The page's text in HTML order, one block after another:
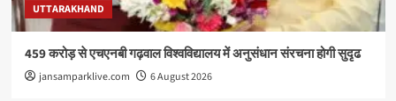
UTTARAKHAND
459 करोड़ से एचएनबी गढ़वाल विश्वविद्यालय में अनुसंधान संरचना होगी सुदृढ
jansamparklive.com 6 August 2026